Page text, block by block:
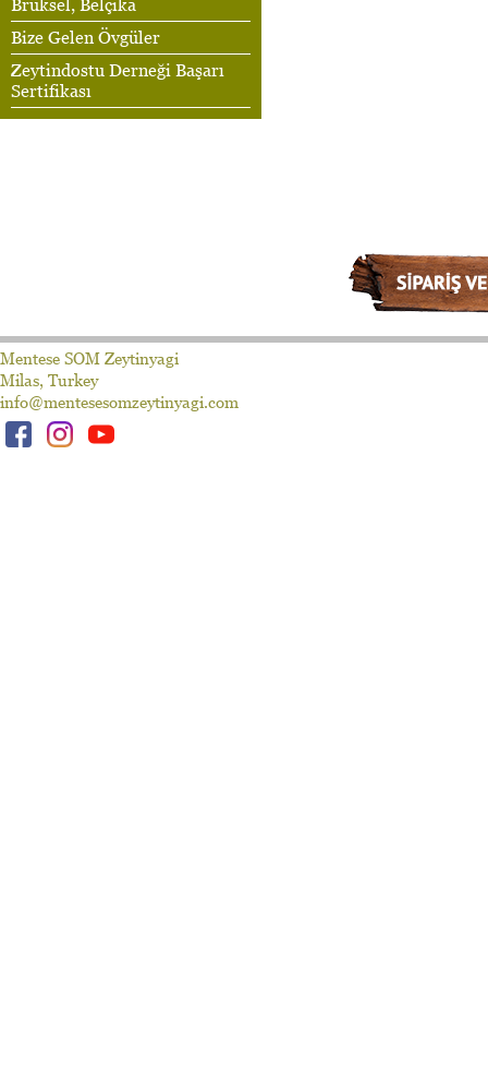
Brüksel, Belçika
Bize Gelen Övgüler
Zeytindostu Derneği Başarı
Sertifikası
Mentese SOM Zeytinyagi
Milas, Turkey
info@mentesesomzeytinyagi.com